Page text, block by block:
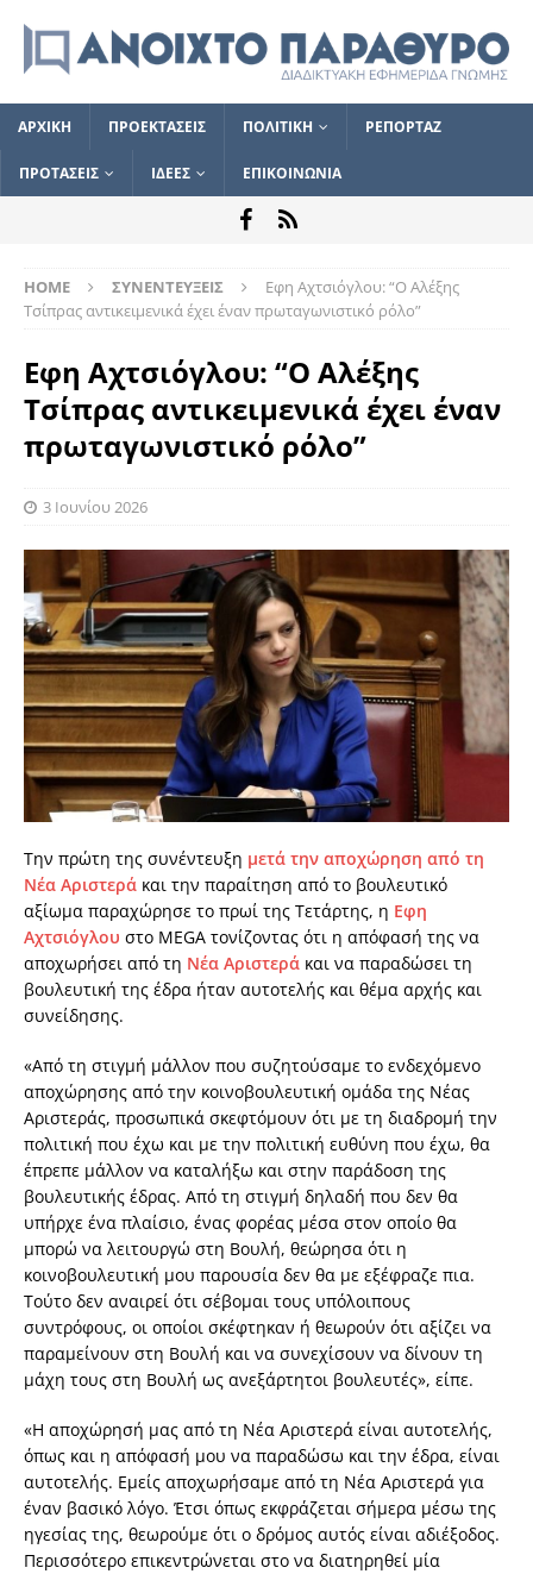
ΑΡΧΙΚΗ ΠΡΟΕΚΤΑΣΕΙΣ ΠΟΛΙΤΙΚΗ ΡΕΠΟΡΤΑΖ
ΠΡΟΤΑΣΕΙΣ ΙΔΕΕΣ ΕΠΙΚΟΙΝΩΝΙΑ
HOME ΣΥΝΕΝΤΕΥΞΕΙΣ
Εφη Αχτσιόγλου: “Ο Αλέξης
Τσίπρας αντικειμενικά έχει έναν πρωταγωνιστικό ρόλο”
Εφη Αχτσιόγλου: “Ο Αλέξης
Τσίπρας αντικειμενικά έχει έναν
πρωταγωνιστικό ρόλο”
3 Ιουνίου 2026
Την πρώτη της συνέντευξη μετά την αποχώρηση από τη
Νέα Αριστερά και την παραίτηση από το βουλευτικό
αξίωμα παραχώρησε το πρωί της Τετάρτης, η Εφη
Αχτσιόγλου στο MEGA τονίζοντας ότι η απόφασή της να
αποχωρήσει από τη Νέα Αριστερά και να παραδώσει τη
βουλευτική της έδρα ήταν αυτοτελής και θέμα αρχής και
συνείδησης.
«Από τη στιγμή μάλλον που συζητούσαμε το ενδεχόμενο
αποχώρησης από την κοινοβουλευτική ομάδα της Νέας
Αριστεράς, προσωπικά σκεφτόμουν ότι με τη διαδρομή την
πολιτική που έχω και με την πολιτική ευθύνη που έχω, θα
έπρεπε μάλλον να καταλήξω και στην παράδοση της
βουλευτικής έδρας. Από τη στιγμή δηλαδή που δεν θα
υπήρχε ένα πλαίσιο, ένας φορέας μέσα στον οποίο θα
μπορώ να λειτουργώ στη Βουλή, θεώρησα ότι η
κοινοβουλευτική μου παρουσία δεν θα με εξέφραζε πια.
Τούτο δεν αναιρεί ότι σέβομαι τους υπόλοιπους
συντρόφους, οι οποίοι σκέφτηκαν ή θεωρούν ότι αξίζει να
παραμείνουν στη Βουλή και να συνεχίσουν να δίνουν τη
μάχη τους στη Βουλή ως ανεξάρτητοι βουλευτές», είπε.
«Η αποχώρησή μας από τη Νέα Αριστερά είναι αυτοτελής,
όπως και η απόφασή μου να παραδώσω και την έδρα, είναι
αυτοτελής. Εμείς αποχωρήσαμε από τη Νέα Αριστερά για
έναν βασικό λόγο. Έτσι όπως εκφράζεται σήμερα μέσω της
ηγεσίας της, θεωρούμε ότι ο δρόμος αυτός είναι αδιέξοδος.
Περισσότερο επικεντρώνεται στο να διατηρηθεί μία